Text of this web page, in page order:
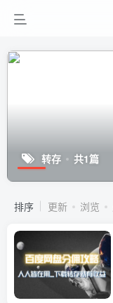
转存 共1篇
排序 更新 浏览